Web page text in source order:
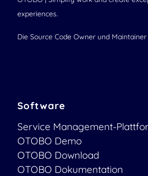
experiences.
Die Source Code Owner und
Software
Service Management-
OTOBO Demo
OTOBO Download
OTOBO Dokumentation